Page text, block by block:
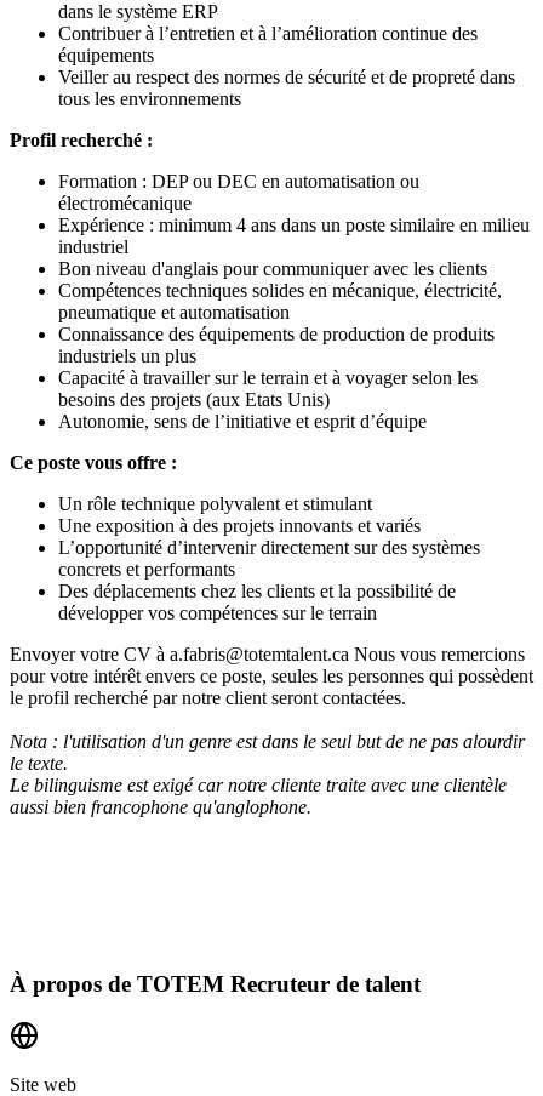
dans le système ERP
Contribuer à l’entretien et à l’amélioration continue des
équipements
Veiller au respect des normes de sécurité et de propreté dans
tous les environnements
Profil recherché :
Formation : DEP ou DEC en automatisation ou
électromécanique
Expérience : minimum 4 ans dans un poste similaire en milieu
industriel
Bon niveau d'anglais pour communiquer avec les clients
Compétences techniques solides en mécanique, électricité,
pneumatique et automatisation
Connaissance des équipements de production de produits
industriels un plus
Capacité à travailler sur le terrain et à voyager selon les
besoins des projets (aux Etats Unis)
Autonomie, sens de l’initiative et esprit d’équipe
Ce poste vous offre :
Un rôle technique polyvalent et stimulant
Une exposition à des projets innovants et variés
L’opportunité d’intervenir directement sur des systèmes
concrets et performants
Des déplacements chez les clients et la possibilité de
développer vos compétences sur le terrain
Envoyer votre CV à a.fabris@totemtalent.ca Nous vous remercions
pour votre intérêt envers ce poste, seules les personnes qui possèdent
le profil recherché par notre client seront contactées.
Nota : l'utilisation d'un genre est dans le seul but de ne pas alourdir
le texte.
Le bilinguisme est exigé car notre cliente traite avec une clientèle
aussi bien francophone qu'anglophone.
À propos de TOTEM Recruteur de talent
Site web